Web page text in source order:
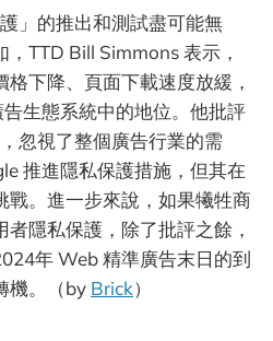
」的推出和測試盡可能無
TTD Bill Simmons 表示，
下降、頁面下載速度放緩，
生態系統中的地位。他批評
忽視了整個廣告行業的需
推進隱私保護措施，但其在
戰。進一步來說，如果犧牲商
隱私保護，除了批評之餘，
年 Web 精準廣告末日的到
機。（by Brick）